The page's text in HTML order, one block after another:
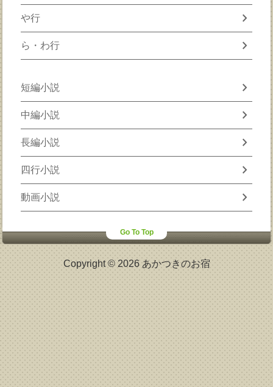
や行 chevron_right
ら・わ行 chevron_right
短編小説 chevron_right
中編小説 chevron_right
長編小説 chevron_right
四行小説 chevron_right
動画小説 chevron_right
Go To Top
Copyright © 2026 あかつきのお宿